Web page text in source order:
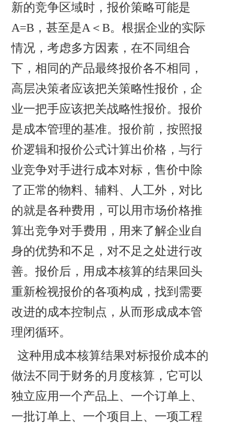
新的竞争区域时，报价策略可能是
A=B，甚至是A＜B。根据企业的实际
情况，考虑多方因素，在不同组合
下，相同的产品最终报价各不相同，
高层决策者应该把关策略性报价，企
业一把手应该把关战略性报价。报价
是成本管理的基准。报价前，按照报
价逻辑和报价公式计算出价格，与行
业竞争对手进行成本对标，售价中除
了正常的物料、辅料、人工外，对比
的就是各种费用，可以用市场价格推
算出竞争对手费用，用来了解企业自
身的优势和不足，对不足之处进行改
善。报价后，用成本核算的结果回头
重新检视报价的各项构成，找到需要
改进的成本控制点，从而形成成本管
理闭循环。
这种用成本核算结果对标报价成本的
做法不同于财务的月度核算，它可以
独立应用一个产品上、一个订单上、
一批订单上、一个项目上、一项工程